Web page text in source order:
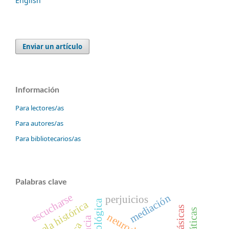
Enviar un artículo
Información
Para lectores/as
Para autores/as
Para bibliotecarios/as
Palabras clave
mediación
escucharse perjuicios